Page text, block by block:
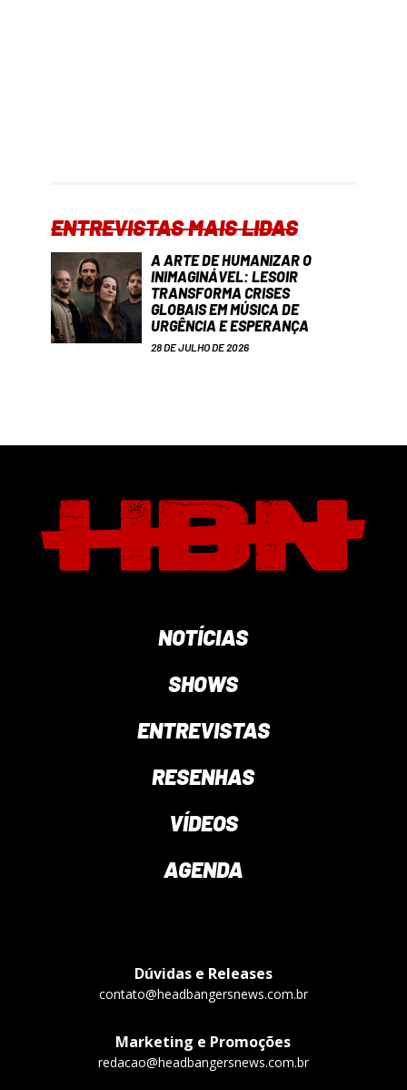
ENTREVISTAS MAIS LIDAS
A ARTE DE HUMANIZAR O
INIMAGINÁVEL: LESOIR
TRANSFORMA CRISES
GLOBAIS EM MÚSICA DE
URGÊNCIA E ESPERANÇA
28 DE JULHO DE 2026
NOTÍCIAS
SHOWS
ENTREVISTAS
RESENHAS
VÍDEOS
AGENDA
Dúvidas e Releases
contato@headbangersnews.com.br
Marketing e Promoções
redacao@headbangersnews.com.br